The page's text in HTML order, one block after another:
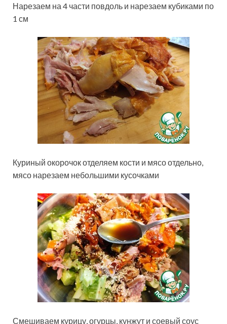
Нарезаем на 4 части повдоль и нарезаем кубиками по
1 см
Куриный окорочок отделяем кости и мясо отдельно,
мясо нарезаем небольшими кусочками
Смешиваем курицу, огурцы, кунжут и соевый соус